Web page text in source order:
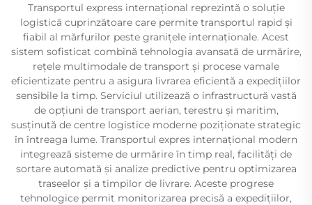
Transportul express internațional reprezintă o soluție
logistică cuprinzătoare care permite transportul rapid și
fiabil al mărfurilor peste granițele internaționale. Acest
sistem sofisticat combină tehnologia avansată de urmărire,
rețele multimodale de transport și procese vamale
eficientizate pentru a asigura livrarea eficientă a expedițiilor
sensibile la timp. Serviciul utilizează o infrastructură vastă
de opțiuni de transport aerian, terestru și maritim,
susținută de centre logistice moderne poziționate strategic
în întreaga lume. Transportul expres internațional modern
integrează sisteme de urmărire în timp real, facilități de
sortare automată și analize predictive pentru optimizarea
traseelor și a timpilor de livrare. Aceste progrese
tehnologice permit monitorizarea precisă a expedițiilor,